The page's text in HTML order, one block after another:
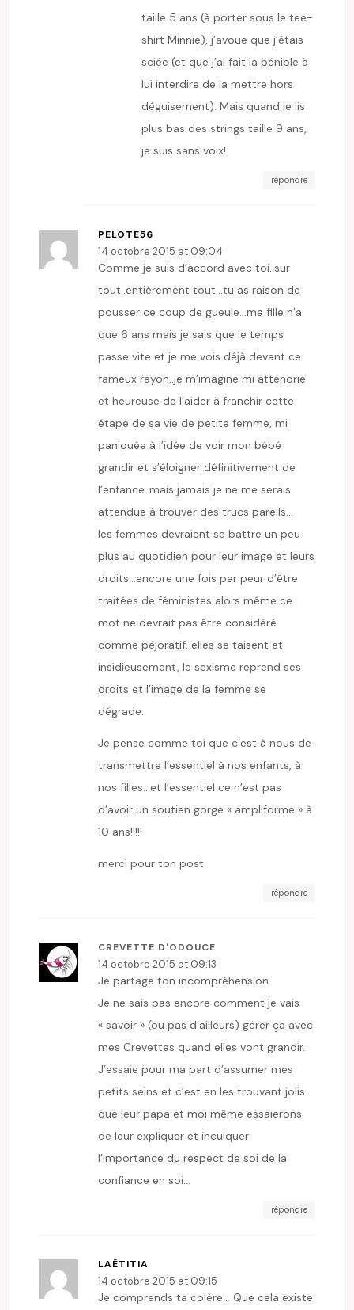
taille 5 ans (à porter sous le tee-
shirt Minnie), j’avoue que j’étais
sciée (et que j’ai fait la pénible à
lui interdire de la mettre hors
déguisement). Mais quand je lis
plus bas des strings taille 9 ans,
je suis sans voix!
répondre
PELOTE56
14 octobre 2015 at 09:04
Comme je suis d’accord avec toi..sur
tout..entièrement tout…tu as raison de
pousser ce coup de gueule…ma fille n’a
que 6 ans mais je sais que le temps
passe vite et je me vois déjà devant ce
fameux rayon..je m’imagine mi attendrie
et heureuse de l’aider à franchir cette
étape de sa vie de petite femme, mi
paniquée à l’idée de voir mon bébé
grandir et s’éloigner définitivement de
l’enfance..mais jamais je ne me serais
attendue à trouver des trucs pareils…
les femmes devraient se battre un peu
plus au quotidien pour leur image et leurs
droits…encore une fois par peur d’être
traitées de féministes alors même ce
mot ne devrait pas être considéré
comme péjoratif, elles se taisent et
insidieusement, le sexisme reprend ses
droits et l’image de la femme se
dégrade.
Je pense comme toi que c’est à nous de
transmettre l’essentiel à nos enfants, à
nos filles…et l’essentiel ce n’est pas
d’avoir un soutien gorge « ampliforme » à
10 ans!!!!!
merci pour ton post
répondre
CREVETTE D'ODOUCE
14 octobre 2015 at 09:13
Je partage ton incompréhension.
Je ne sais pas encore comment je vais
« savoir » (ou pas d’ailleurs) gérer ça avec
mes Crevettes quand elles vont grandir.
J’essaie pour ma part d’assumer mes
petits seins et c’est en les trouvant jolis
que leur papa et moi même essaierons
de leur expliquer et inculquer
l’importance du respect de soi de la
confiance en soi…
répondre
LAËTITIA
14 octobre 2015 at 09:15
Je comprends ta colère… Que cela existe